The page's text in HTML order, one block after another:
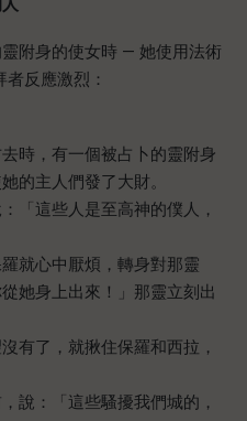
附身的使女時 — 她使用法術
反應激烈：
時，有一個被占卜的靈附身
的主人們發了大財。
「這些人是至高神的僕人，
就心中厭煩，轉身對那靈
她身上出來！」那靈立刻出
有了，就揪住保羅和西拉，
說：「這些騷擾我們城的，